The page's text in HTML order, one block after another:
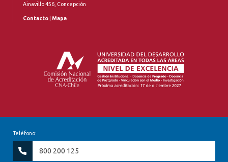
Ainavillo 456, Concepción
Contacto Mapa
Teléfono:
800 200 125